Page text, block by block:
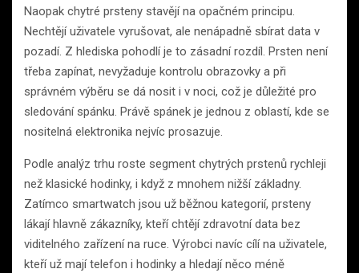
Naopak chytré prsteny stavějí na opačném principu.
Nechtějí uživatele vyrušovat, ale nenápadně sbírat data v
pozadí. Z hlediska pohodlí je to zásadní rozdíl. Prsten není
třeba zapínat, nevyžaduje kontrolu obrazovky a při
správném výběru se dá nosit i v noci, což je důležité pro
sledování spánku. Právě spánek je jednou z oblastí, kde se
nositelná elektronika nejvíc prosazuje.
Podle analýz trhu roste segment chytrých prstenů rychleji
než klasické hodinky, i když z mnohem nižší základny.
Zatímco smartwatch jsou už běžnou kategorií, prsteny
lákají hlavně zákazníky, kteří chtějí zdravotní data bez
viditelného zařízení na ruce. Výrobci navíc cílí na uživatele,
kteří už mají telefon i hodinky a hledají něco méně